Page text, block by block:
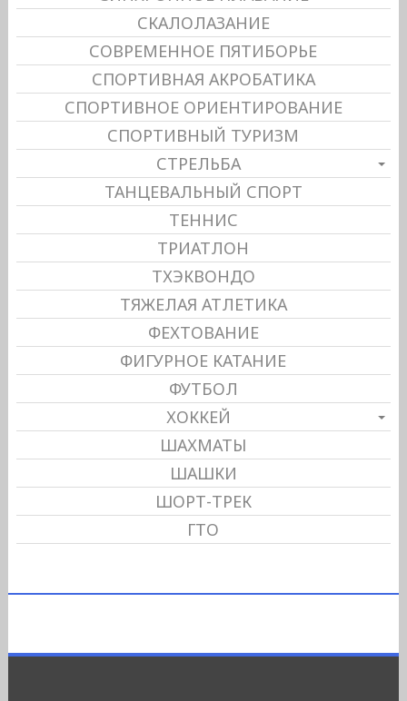
СКАЛОЛАЗАНИЕ
СОВРЕМЕННОЕ ПЯТИБОРЬЕ
СПОРТИВНАЯ АКРОБАТИКА
СПОРТИВНОЕ ОРИЕНТИРОВАНИЕ
СПОРТИВНЫЙ ТУРИЗМ
СТРЕЛЬБА
ТАНЦЕВАЛЬНЫЙ СПОРТ
ТЕННИС
ТРИАТЛОН
ТХЭКВОНДО
ТЯЖЕЛАЯ АТЛЕТИКА
ФЕХТОВАНИЕ
ФИГУРНОЕ КАТАНИЕ
ФУТБОЛ
ХОККЕЙ
ШАХМАТЫ
ШАШКИ
ШОРТ-ТРЕК
ГТО